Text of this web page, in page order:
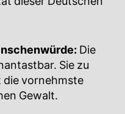
Die
Sie zu
die vornehmste
Gewalt.